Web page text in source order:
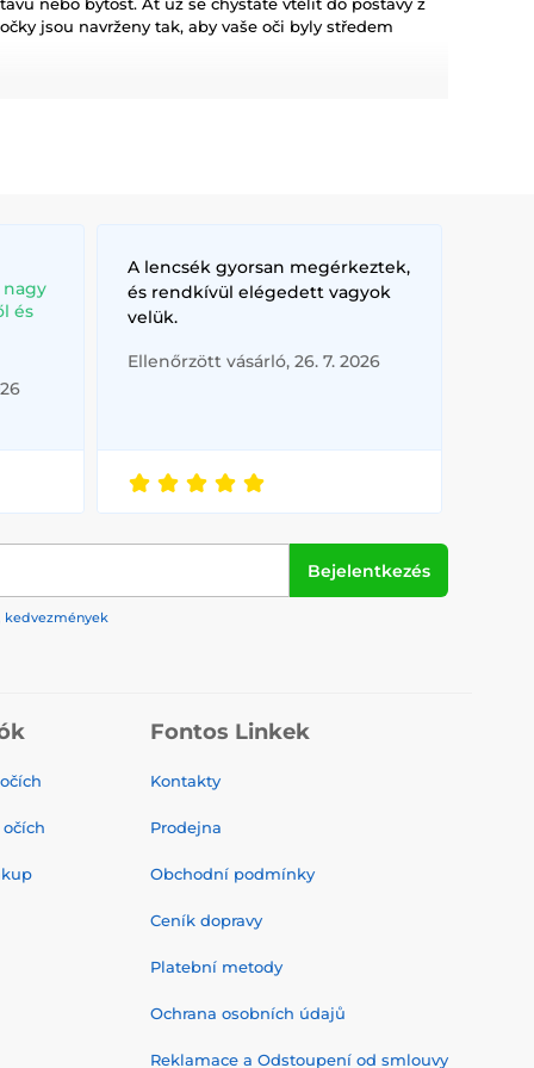
jsou navrženy tak, aby vaše oči byly středem
barvami a designy.
a manga postavy známé.
čočkami inspirovanými filmy.
outfitu.
očí.
čoček.
Jsou vyrobeny z vysoce kvalitních materiálů a v
vzhled.
pár, který odpovídá vaší fantazii a kreativním
nagy
és
A lencsék gyorsan megérkeztek,
és rendkívül elégedett vagyok
velük.
Ellenőrzött vásárló, 26. 7. 2026
Bejelentkezés
kedvezmények
Fontos Linkek
Kontakty
Prodejna
Obchodní podmínky
Ceník dopravy
Platební metody
Ochrana osobních údajů
Reklamace a Odstoupení od smlouvy